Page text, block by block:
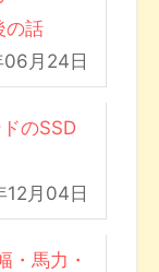
の話
06月24日
のSSD
12月04日
・馬力・